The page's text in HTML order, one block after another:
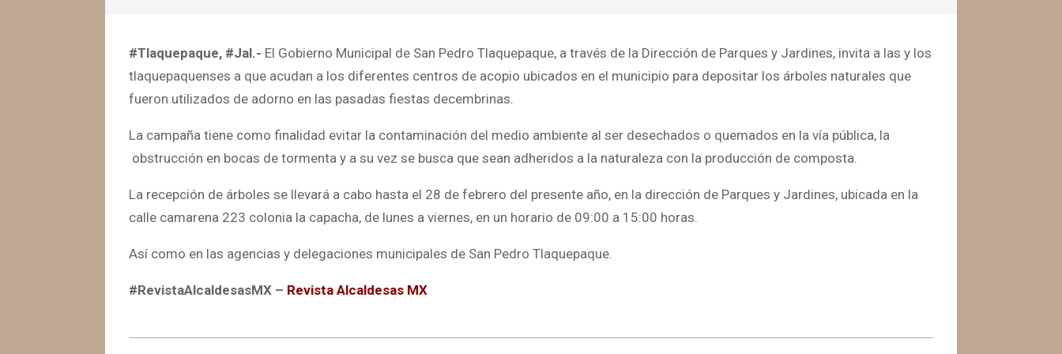
#Tlaquepaque, #Jal.- El Gobierno Municipal de San Pedro Tlaquepaque, a través de la Dirección de Parques y Jardines, invita a las y los
tlaquepaquenses a que acudan a los diferentes centros de acopio ubicados en el municipio para depositar los árboles naturales que
fueron utilizados de adorno en las pasadas fiestas decembrinas.
La campaña tiene como finalidad evitar la contaminación del medio ambiente al ser desechados o quemados en la vía pública, la
obstrucción en bocas de tormenta y a su vez se busca que sean adheridos a la naturaleza con la producción de composta.
La recepción de árboles se llevará a cabo hasta el 28 de febrero del presente año, en la dirección de Parques y Jardines, ubicada en la
calle camarena 223 colonia la capacha, de lunes a viernes, en un horario de 09:00 a 15:00 horas.
Así como en las agencias y delegaciones municipales de San Pedro Tlaquepaque.
#RevistaAlcaldesasMX – Revista Alcaldesas MX